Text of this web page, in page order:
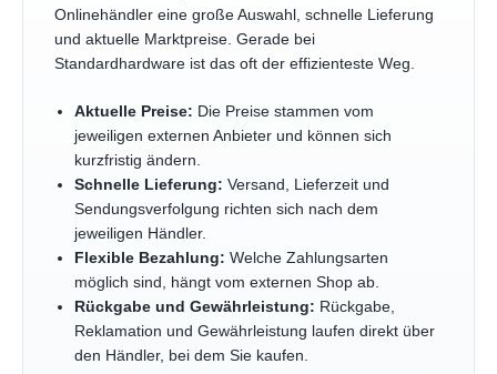
Onlinehändler eine große Auswahl, schnelle Lieferung
und aktuelle Marktpreise. Gerade bei
Standardhardware ist das oft der effizienteste Weg.
Aktuelle Preise: Die Preise stammen vom
jeweiligen externen Anbieter und können sich
kurzfristig ändern.
Schnelle Lieferung: Versand, Lieferzeit und
Sendungsverfolgung richten sich nach dem
jeweiligen Händler.
Flexible Bezahlung: Welche Zahlungsarten
möglich sind, hängt vom externen Shop ab.
Rückgabe und Gewährleistung: Rückgabe,
Reklamation und Gewährleistung laufen direkt über
den Händler, bei dem Sie kaufen.